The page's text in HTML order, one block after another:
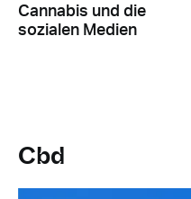
Cannabis und die
sozialen Medien
Cbd